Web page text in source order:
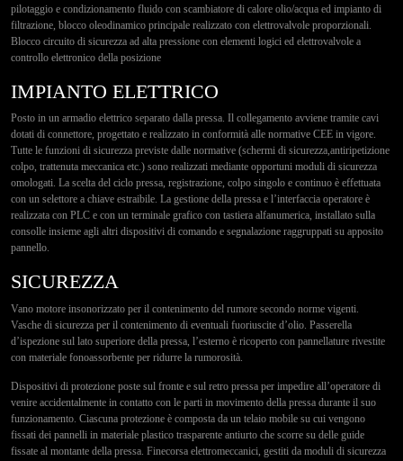
pilotaggio e condizionamento fluido con scambiatore di calore olio/acqua ed impianto di
filtrazione, blocco oleodinamico principale realizzato con elettrovalvole proporzionali.
Blocco circuito di sicurezza ad alta pressione con elementi logici ed elettrovalvole a
controllo elettronico della posizione
IMPIANTO ELETTRICO
Posto in un armadio elettrico separato dalla pressa. Il collegamento avviene tramite cavi
dotati di connettore, progettato e realizzato in conformità alle normative CEE in vigore.
Tutte le funzioni di sicurezza previste dalle normative (schermi di sicurezza,antiripetizione
colpo, trattenuta meccanica etc.) sono realizzati mediante opportuni moduli di sicurezza
omologati. La scelta del ciclo pressa, registrazione, colpo singolo e continuo è effettuata
con un selettore a chiave estraibile. La gestione della pressa e l’interfaccia operatore è
realizzata con PLC e con un terminale grafico con tastiera alfanumerica, installato sulla
consolle insieme agli altri dispositivi di comando e segnalazione raggruppati su apposito
pannello.
SICUREZZA
Vano motore insonorizzato per il contenimento del rumore secondo norme vigenti.
Vasche di sicurezza per il contenimento di eventuali fuoriuscite d’olio. Passerella
d’ispezione sul lato superiore della pressa, l’esterno è ricoperto con pannellature rivestite
con materiale fonoassorbente per ridurre la rumorosità.
Dispositivi di protezione poste sul fronte e sul retro pressa per impedire all’operatore di
venire accidentalmente in contatto con le parti in movimento della pressa durante il suo
funzionamento. Ciascuna protezione è composta da un telaio mobile su cui vengono
fissati dei pannelli in materiale plastico trasparente antiurto che scorre su delle guide
fissate al montante della pressa. Finecorsa elettromeccanici, gestiti da moduli di sicurezza